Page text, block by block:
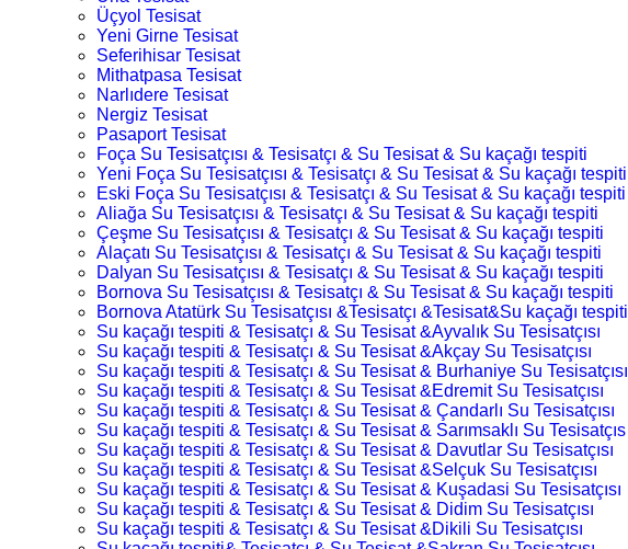
Üçyol Tesisat
Yeni Girne Tesisat
Seferihisar Tesisat
Mithatpasa Tesisat
Narlıdere Tesisat
Nergiz Tesisat
Pasaport Tesisat
Foça Su Tesisatçısı & Tesisatçı & Su Tesisat & Su kaçağı tespiti
Yeni Foça Su Tesisatçısı & Tesisatçı & Su Tesisat & Su kaçağı tespiti
Eski Foça Su Tesisatçısı & Tesisatçı & Su Tesisat & Su kaçağı tespiti
Aliağa Su Tesisatçısı & Tesisatçı & Su Tesisat & Su kaçağı tespiti
Çeşme Su Tesisatçısı & Tesisatçı & Su Tesisat & Su kaçağı tespiti
Alaçatı Su Tesisatçısı & Tesisatçı & Su Tesisat & Su kaçağı tespiti
Dalyan Su Tesisatçısı & Tesisatçı & Su Tesisat & Su kaçağı tespiti
Bornova Su Tesisatçısı & Tesisatçı & Su Tesisat & Su kaçağı tespiti
Bornova Atatürk Su Tesisatçısı &Tesisatçı &Tesisat&Su kaçağı tespiti
Su kaçağı tespiti & Tesisatçı & Su Tesisat &Ayvalık Su Tesisatçısı
Su kaçağı tespiti & Tesisatçı & Su Tesisat &Akçay Su Tesisatçısı
Su kaçağı tespiti & Tesisatçı & Su Tesisat & Burhaniye Su Tesisatçısı
Su kaçağı tespiti & Tesisatçı & Su Tesisat &Edremit Su Tesisatçısı
Su kaçağı tespiti & Tesisatçı & Su Tesisat & Çandarlı Su Tesisatçısı
Su kaçağı tespiti & Tesisatçı & Su Tesisat & Sarımsaklı Su Tesisatçıs
Su kaçağı tespiti & Tesisatçı & Su Tesisat & Davutlar Su Tesisatçısı
Su kaçağı tespiti & Tesisatçı & Su Tesisat &Selçuk Su Tesisatçısı
Su kaçağı tespiti & Tesisatçı & Su Tesisat & Kuşadasi Su Tesisatçısı
Su kaçağı tespiti & Tesisatçı & Su Tesisat & Didim Su Tesisatçısı
Su kaçağı tespiti & Tesisatçı & Su Tesisat &Dikili Su Tesisatçısı